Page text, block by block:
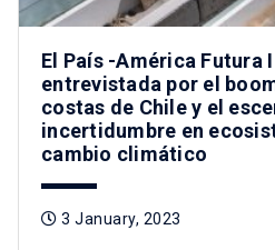
El País -América Futura
entrevistada por el
costas de Chile y el
incertidumbre en
cambio climático
3 January, 2023